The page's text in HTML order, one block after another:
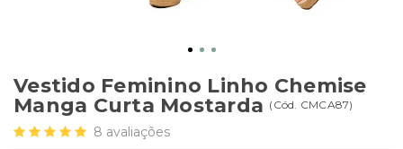
Vestido Feminino Linho Chemise
Manga Curta Mostarda ( Cód. CMCA87)
8 avaliações